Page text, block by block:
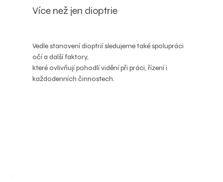
Více než jen dioptrie
Vedle stanovení dioptrií sledujeme také spolupráci
očí a další faktory,
které ovlivňují pohodlí vidění při práci, řízení i
každodenních činnostech.